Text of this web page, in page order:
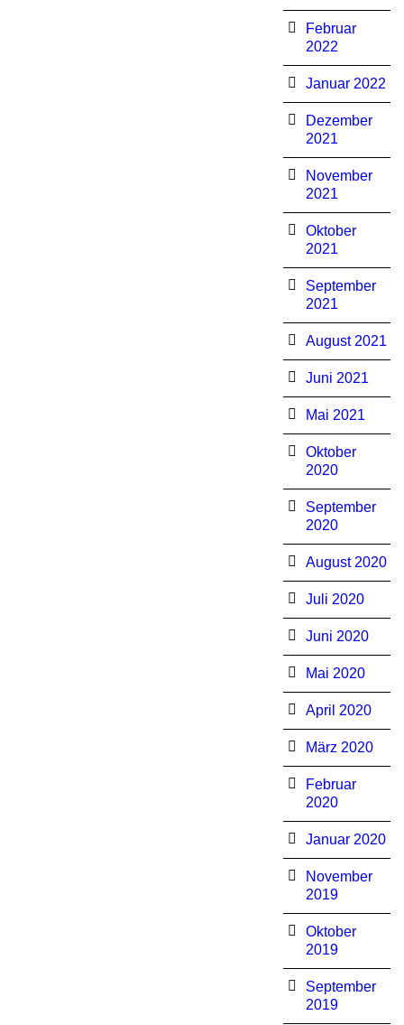
Februar
2022
Januar 2022
Dezember
2021
November
2021
Oktober
2021
September
2021
August 2021
Juni 2021
Mai 2021
Oktober
2020
September
2020
August 2020
Juli 2020
Juni 2020
Mai 2020
April 2020
März 2020
Februar
2020
Januar 2020
November
2019
Oktober
2019
September
2019